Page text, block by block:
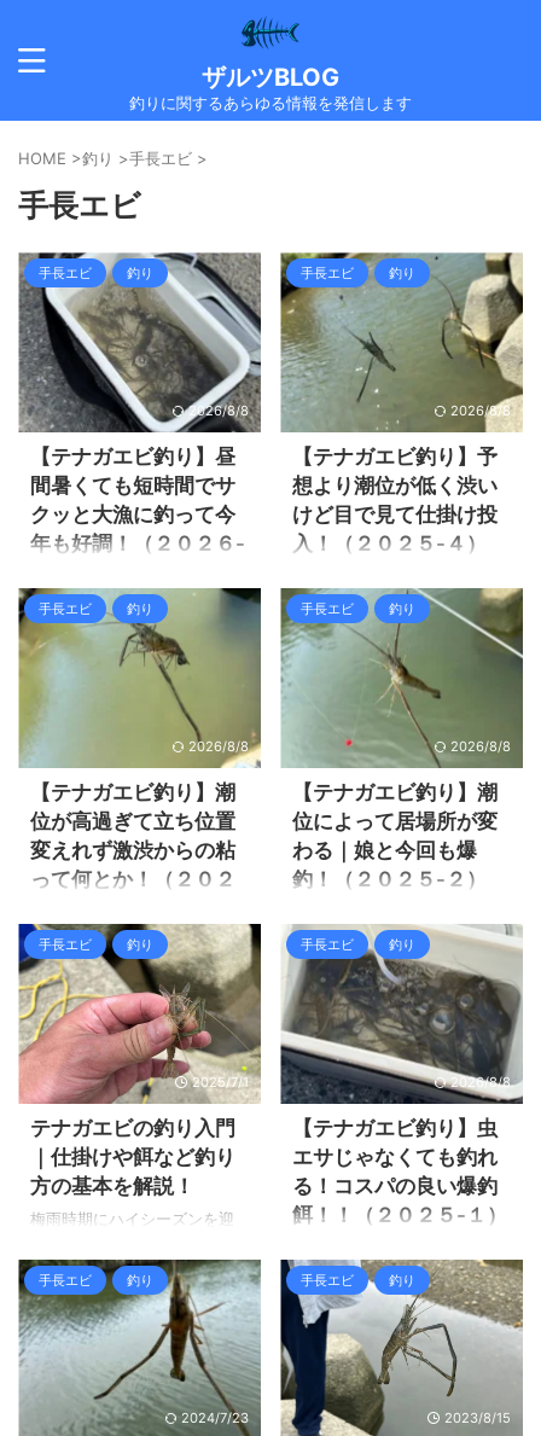
ザルツBLOG
釣りに関するあらゆる情報を発信します
HOME >釣り >手長エビ >
手長エビ
手長エビ 釣り
2026/8/8
【テナガエビ釣り】昼
間暑くても短時間でサ
クッと大漁に釣って今
年も好調！（２０２６-
今年はかなりのペースでシロ
イカ釣りの予約を入れている
ので、なかなかテナガエビの
機会が有りませんでした。 こ
の週末のシロイカ釣りは土曜
日ですが１便だったので、翌
日の日曜日も何とか体力が有
ったので行ってみました。 や
っぱりテナガエビは裏切りま
せん(笑) それでは釣行の様子
を見て行きましょう。 テナガ
エビ釣り合わせのコツをつか
カ釣りが１便だったと言って
も帰って片付けて寝たのは３
時で、７時には起床してシロ
イカを配って捌いてゆっくり
する間も無くお昼が来まし
た。 娘もテナガエビ釣りたい
だろ ...
手長エビ 釣り
2026/8/8
【テナガエビ釣り】予
想より潮位が低く渋い
けど目で見て仕掛け投
入！（２０２５-４）
２便に乗って、釣りは満足と
は行かないのがザルツ流(笑)
日曜日は釣りに行きたいが、
キス釣りとテナガエビに迷
う。 テナガエビ釣りに娘を誘
うと、奥様とおばあちゃんと
こに行く予定らしい。 そうか
残念・・・ じゃなキス釣りに
しよかな？でも前回爆釣で作
業感有ったし、捌くのもしん
どいし、キス素材は冷凍庫に
大量やからテナガエビにしと
ナガエビ釣りを天秤にかけ
て、テナガエビ釣りに軍配が
上がった様で、結局娘も行く
事になりました。 娘はホンマ
に釣り好きなので、釣りガー
ルにな ...
手長エビ 釣り
2026/8/8
【テナガエビ釣り】潮
位が高過ぎて立ち位置
変えれず激渋からの粘
って何とか！（２０２
今年はテナガエビ釣りの調子
が良く、２回行ってどちらも
良い感じに釣れました。 先週
は０１７さんをガイドしまし
たが、今週はシンゴさんをガ
イドします。 本当はキス釣り
とセットでテナガエビって話
をしていましたが、どうもキ
ス釣りの調子が悪そうだし、
この暑さではキス釣り後のテ
ナガエビは体力的に厳しい。
先週は０１７さんでもテナガ
週のシンゴさんのガイドも楽
勝だぜ！って思ったらなかな
かの激渋！ 昼過ぎに帰る予定
が昼食休憩を取ってまでの長
時間釣行で、後半はようやく
調子良くなりボチボチ釣れま
した。 ...
手長エビ 釣り
2026/8/8
【テナガエビ釣り】潮
位によって居場所が変
わる｜娘と今回も爆
釣！（２０２５-２）
エビ釣りへ行って調査って感
じでしたが、いきなり良く釣
れて爆釣でした！ ずっと娘が
テナガエビ釣りに行きたがっ
ていたので、早速今週末は行
く事になりました。 あと危険
を感じましたが、０１７さん
にもテナガエビ釣りをガイド
して欲しいと言われていたの
で一緒に行く事になりまし
た。 ０１７さんの負のオーラ
でテナガエビの活性が激下が
恐れが有りました(笑) 先週よ
りは少し活性が落ちた感じが
有りましたが、良く釣れて結
果は爆釣でした。 それでは釣
行の様子を見て行きましょ
う。 テ ...
手長エビ 釣り
2025/7/1
テナガエビの釣り入門
｜仕掛けや餌など釣り
方の基本を解説！
梅雨時期にハイシーズンを迎
揃える道具は少なく低コスト
で始める事が出来ます。 テナ
ガエビ釣りに難しいテクニッ
クは何も必要無く、目で反応
を見て釣りをしますので初心
者や子供でも簡単に楽しめる
釣りなんです。 今回は誰もが
手長エビ 釣り
2026/8/8
【テナガエビ釣り】虫
エサじゃなくても釣れ
る！コスパの良い爆釣
餌！！（２０２５-１）
から行っていますが、もう既
に7月並みに熱いし釣れるだろ
うと行ってみました。 仕掛け
を投入してアタリが無く、テ
ナガエビが居なければ終わり
でしたが、いきなりHITでし
た。 その後も順調に釣れて、
手長エビ 釣り
2024/7/23
手長エビ 釣り
2023/8/15